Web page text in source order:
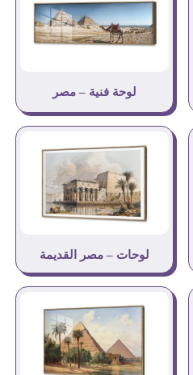
لوحة فنية – مصر
لوحات – مصر القديمة